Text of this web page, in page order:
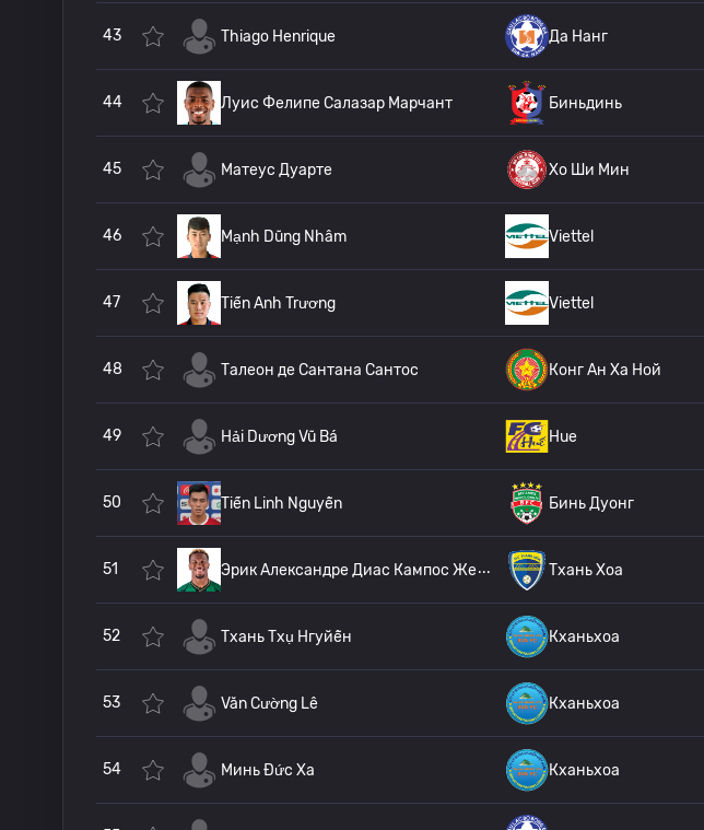
43 Thiago Henrique Да Нанг
44 Луис Фелипе Салазар Марчант Биньдинь
45 Матеус Дуарте Хо Ши Мин
46 Mạnh Dũng Nhâm Viettel
47 Tiến Anh Trương Viettel
48 Талеон де Сантана Сантос Конг Ан Ха Ной
49 Hải Dương Vũ Bá Hue
50 Tiến Linh Nguyễn Бинь Дуонг
51 Эрик Александре Диас Кампос Же Тхань Хоа
52 Тхань Тхụ Нгуйễн Кханьхоа
53 Văn Cường Lê Кханьхоа
54 Минь Đức Ха Кханьхоа